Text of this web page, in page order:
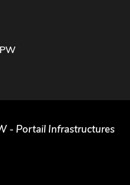
- Portail Infrastructures